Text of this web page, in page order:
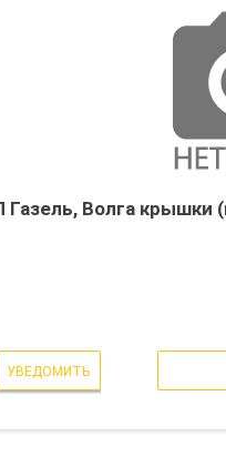
Газель, Волга крышки
УВЕДОМИТЬ